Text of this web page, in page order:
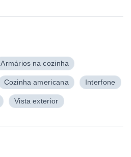
Armários na cozinha
Cozinha americana Interfone
Vista exterior